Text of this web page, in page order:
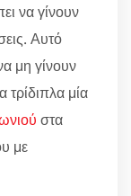
να γίνουν
Αυτό
μη γίνουν
τρίδιπλα μία
στα
με